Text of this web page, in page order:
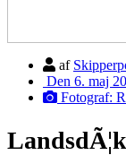
af
Den 6. maj
Fotograf: